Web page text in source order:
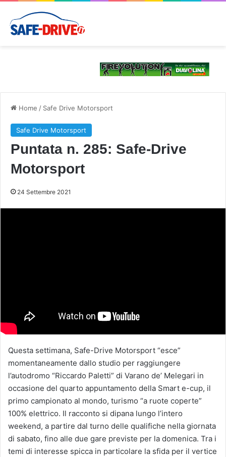
Home / Safe Drive Motorsport
Safe Drive Motorsport
Puntata n. 285: Safe-Drive
Motorsport
24 Settembre 2021
Questa settimana, Safe-Drive Motorsport “esce”
momentaneamente dallo studio per raggiungere
l’autodromo “Riccardo Paletti” di Varano de’ Melegari in
occasione del quarto appuntamento della Smart e-cup, il
primo campionato al mondo, turismo “a ruote coperte”
100% elettrico. Il racconto si dipana lungo l’intero
weekend, a partire dal turno delle qualifiche nella giornata
di sabato, fino alle due gare previste per la domenica. Tra i
temi di interesse spicca in particolare la sfida per il vertice